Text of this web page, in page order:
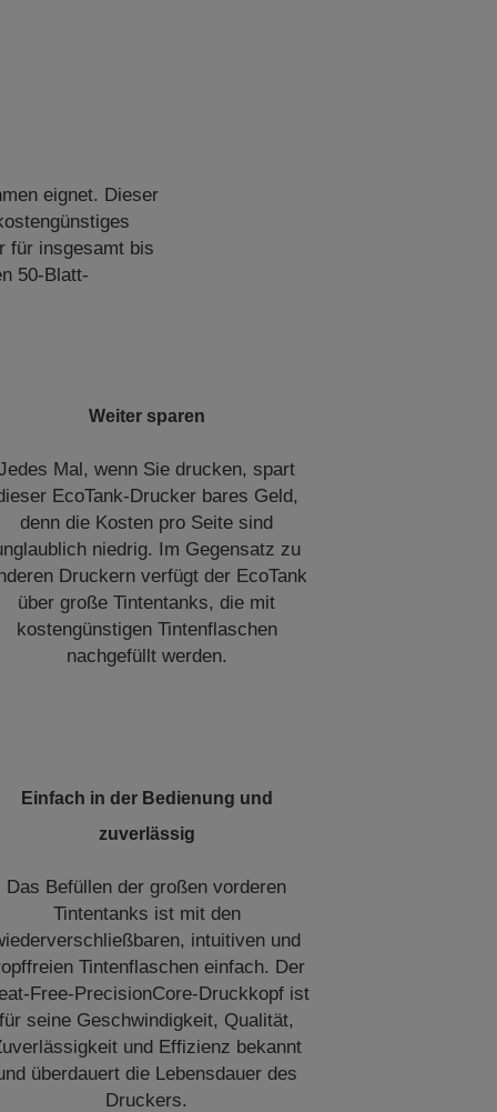
eignet. Dieser
für insgesamt bis
50-Blatt-
Weiter sparen
Mal, wenn Sie drucken, spart
EcoTank-Drucker bares Geld,
denn die Kosten pro Seite sind
niedrig. Im Gegensatz zu
Druckern verfügt der EcoTank
über große Tintentanks, die mit
kostengünstigen Tintenflaschen
nachgefüllt werden.
Einfach in der Bedienung und
zuverlässig
Das Befüllen der großen vorderen
Tintentanks ist mit den
intuitiven und
Tintenflaschen einfach. Der
Free-PrecisionCore-Druckkopf ist
für seine Geschwindigkeit, Qualität,
und Effizienz bekannt
überdauert die Lebensdauer des
Druckers.